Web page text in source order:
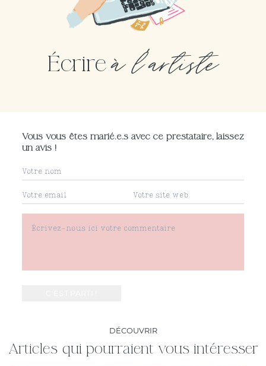
Écrire à l'artiste
Vous vous êtes marié.e.s avec ce prestataire, laissez
un avis !
DÉCOUVRIR
Articles qui pourraient vous intéresser